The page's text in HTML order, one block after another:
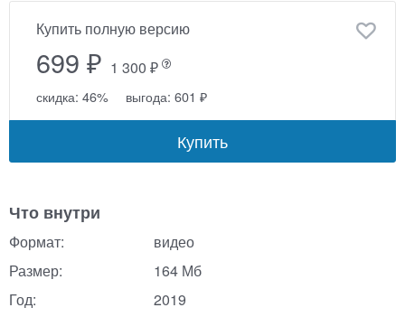
Купить полную версию
699 ₽ 1 300 ₽
скидка: 46% выгода: 601 ₽
Купить
Что внутри
Формат:
видео
Размер:
164 Мб
Год:
2019